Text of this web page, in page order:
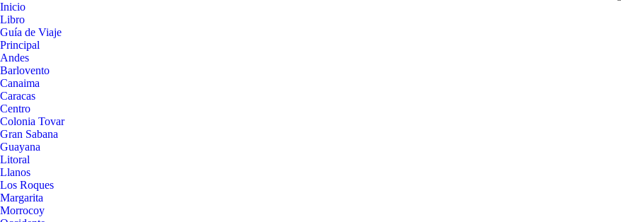
Inicio
Libro
Guía de Viaje
Principal
Andes
Barlovento
Canaima
Caracas
Centro
Colonia Tovar
Gran Sabana
Guayana
Litoral
Llanos
Los Roques
Margarita
Morrocoy